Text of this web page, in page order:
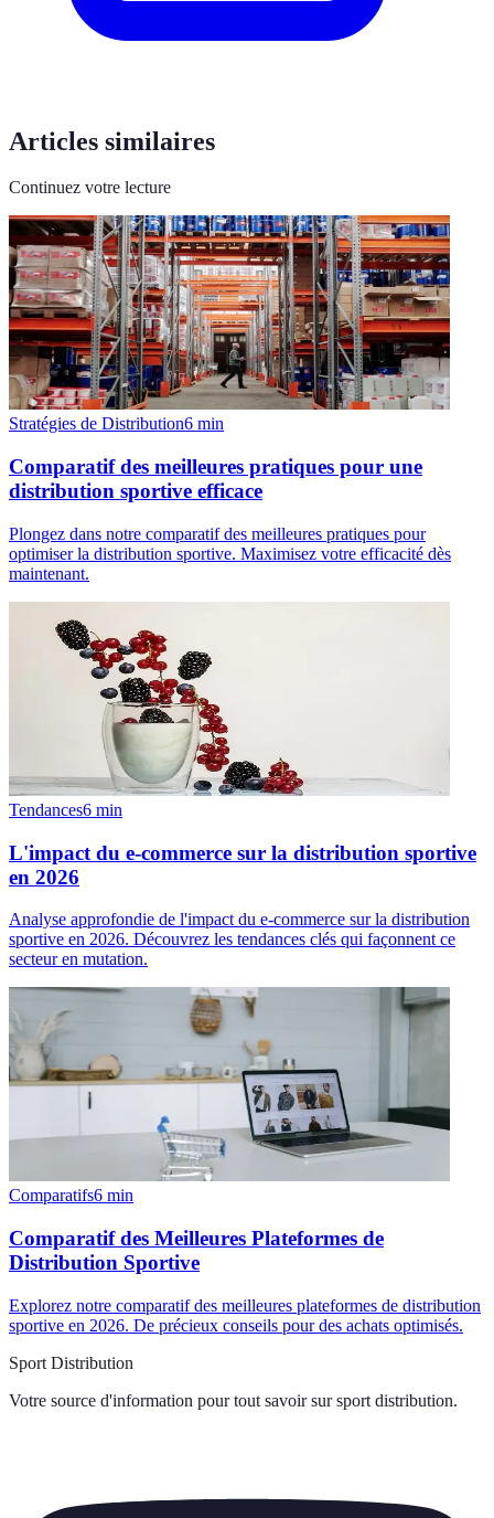
Articles similaires
Continuez votre lecture
Stratégies de Distribution6 min
Comparatif des meilleures pratiques pour une
distribution sportive efficace
Plongez dans notre comparatif des meilleures pratiques pour
optimiser la distribution sportive. Maximisez votre efficacité dès
maintenant.
Tendances6 min
L'impact du e-commerce sur la distribution sportive
en 2026
Analyse approfondie de l'impact du e-commerce sur la distribution
sportive en 2026. Découvrez les tendances clés qui façonnent ce
secteur en mutation.
Comparatifs6 min
Comparatif des Meilleures Plateformes de
Distribution Sportive
Explorez notre comparatif des meilleures plateformes de distribution
sportive en 2026. De précieux conseils pour des achats optimisés.
Sport Distribution
Votre source d'information pour tout savoir sur sport distribution.